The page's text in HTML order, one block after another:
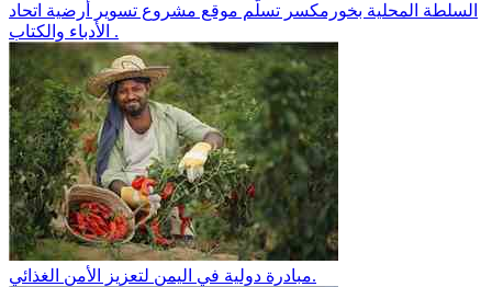
السلطة المحلية بخورمكسر تسلّم موقع مشروع تسوير أرضية اتحاد
الأدباء والكتاب .
مبادرة دولية في اليمن لتعزيز الأمن الغذائي.